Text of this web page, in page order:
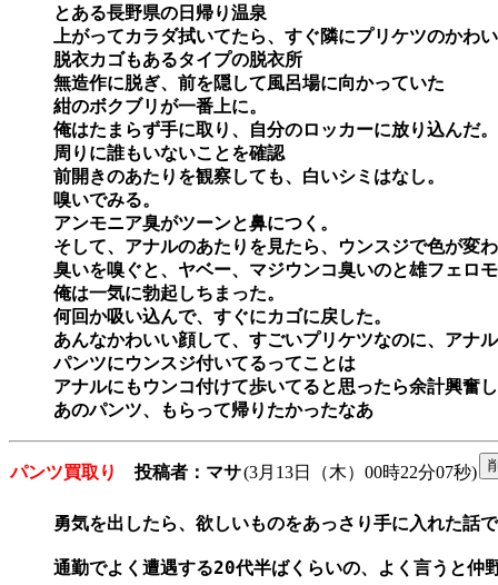
とある長野県の日帰り温泉
上がってカラダ拭いてたら、すぐ隣にプリケツのかわ
脱衣カゴもあるタイプの脱衣所
無造作に脱ぎ、前を隠して風呂場に向かっていた
紺のボクブリが一番上に。
俺はたまらず手に取り、自分のロッカーに放り込んだ。
周りに誰もいないことを確認
前開きのあたりを観察しても、白いシミはなし。
嗅いでみる。
アンモニア臭がツーンと鼻につく。
そして、アナルのあたりを見たら、ウンスジで色が変
臭いを嗅ぐと、ヤベー、マジウンコ臭いのと雄フェロ
俺は一気に勃起しちまった。
何回か吸い込んで、すぐにカゴに戻した。
あんなかわいい顔して、すごいプリケツなのに、アナ
パンツにウンスジ付いてるってことは
アナルにもウンコ付けて歩いてると思ったら余計興奮
あのパンツ、もらって帰りたかったなあ
パンツ買取り 投稿者：マサ(3月13日（木）00時22分07秒)
勇気を出したら、欲しいものをあっさり手に入れた話
通勤でよく遭遇する20代半ばくらいの、よく言うと仲